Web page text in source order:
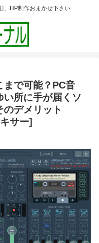
、HP制作おまかせ下さい
まで可能？PC音
所に手が届くソ
デメリット
サー]